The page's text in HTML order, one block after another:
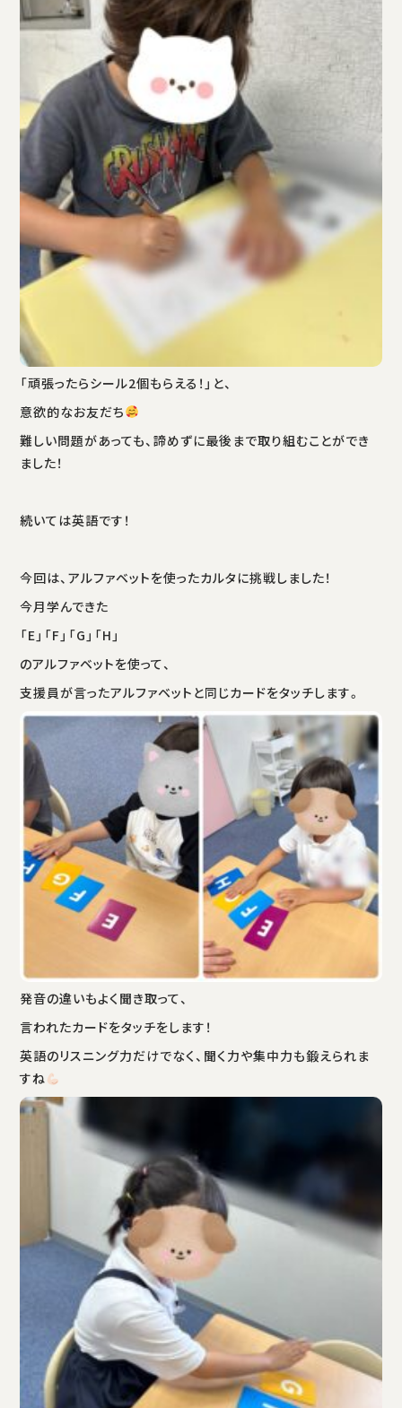
「頑張ったらシール2個もらえる！」と、
意欲的なお友だち
難しい問題があっても、諦めずに最後まで取り組むことができ
ました！
続いては英語です！
今回は、アルファベットを使ったカルタに挑戦しました！
今月学んできた
「E」「F」「G」「H」
のアルファベットを使って、
支援員が言ったアルファベットと同じカードをタッチします。
発音の違いもよく聞き取って、
言われたカードをタッチをします！
英語のリスニング力だけでなく、聞く力や集中力も鍛えられま
すね